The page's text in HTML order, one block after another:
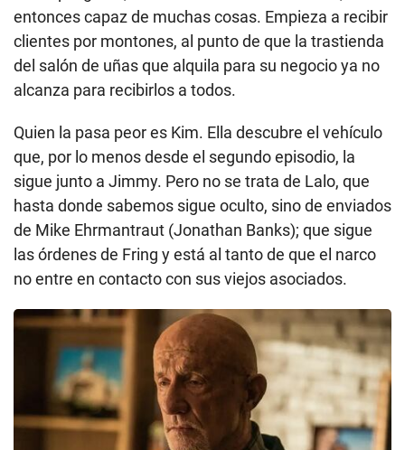
entonces capaz de muchas cosas. Empieza a recibir
clientes por montones, al punto de que la trastienda
del salón de uñas que alquila para su negocio ya no
alcanza para recibirlos a todos.
Quien la pasa peor es Kim. Ella descubre el vehículo
que, por lo menos desde el segundo episodio, la
sigue junto a Jimmy. Pero no se trata de Lalo, que
hasta donde sabemos sigue oculto, sino de enviados
de Mike Ehrmantraut (Jonathan Banks); que sigue
las órdenes de Fring y está al tanto de que el narco
no entre en contacto con sus viejos asociados.